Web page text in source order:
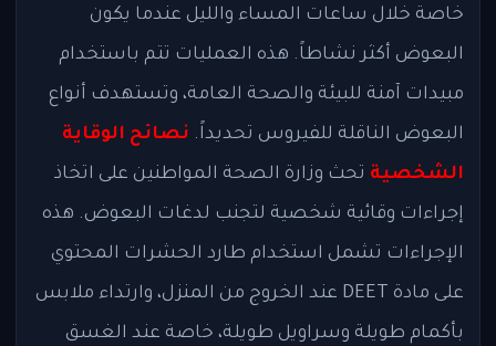
خاصة خلال ساعات المساء والليل عندما يكون
البعوض أكثر نشاطاً. هذه العمليات تتم باستخدام
مبيدات آمنة للبيئة والصحة العامة، وتستهدف أنواع
البعوض الناقلة للفيروس تحديداً. نصائح الوقاية
الشخصية تحث وزارة الصحة المواطنين على اتخاذ
إجراءات وقائية شخصية لتجنب لدغات البعوض. هذه
الإجراءات تشمل استخدام طارد الحشرات المحتوي
على مادة DEET عند الخروج من المنزل، وارتداء ملابس
بأكمام طويلة وسراويل طويلة، خاصة عند الغسق